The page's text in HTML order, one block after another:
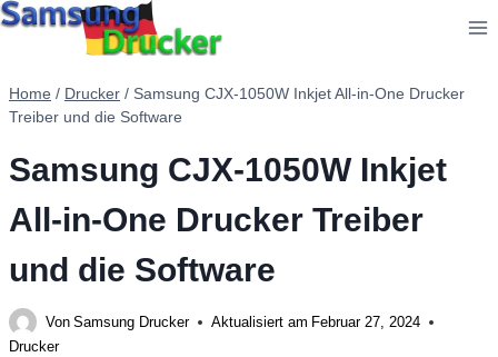
Zum
Home / Drucker / Samsung CJX-1050W Inkjet All-in-One Drucker
Treiber und die Software
Samsung CJX-1050W Inkjet
All-in-One Drucker Treiber
und die Software
Von Samsung Drucker Aktualisiert am Februar 27, 2024
Drucker